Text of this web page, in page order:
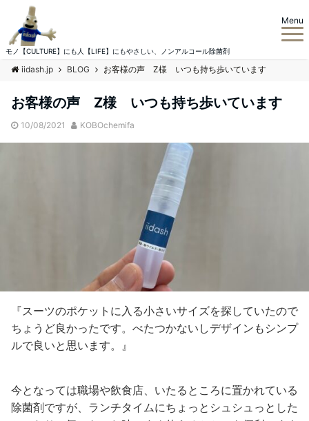
モノ【CULTURE】にも人【LIFE】にもやさしい、ノンアルコール除菌剤
Menu
iidash.jp BLOG お客様の声 Z様 いつも持ち歩いています
お客様の声 Z様 いつも持ち歩いています
10/08/2021 KOBOchemifa
『スーツのポケットに入る小さいサイズを探していたので
ちょうど良かったです。べたつかないしデザインもシンプ
ルで良いと思います。』
今となっては職場や飲食店、いたるところに置かれている
除菌剤ですが、ランチタイムにちょっとシュシュっとした